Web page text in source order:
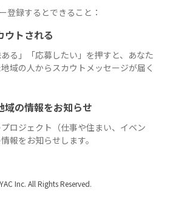
登録するとできること：
ウトされる
る」「応募したい」を押すと、あなた
域の人からスカウトメッセージが届く
域の情報をお知らせ
ロジェクト（仕事や住まい、イベン
報をお知らせします。
Inc. All Rights Reserved.